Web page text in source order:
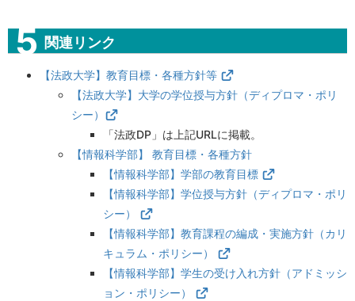
関連リンク
【法政大学】教育目標・各種方針等
【法政大学】大学の学位授与方針（ディプロマ・ポリ
シー）
「法政DP」は上記URLに掲載。
【情報科学部】 教育目標・各種方針
【情報科学部】学部の教育目標
【情報科学部】学位授与方針（ディプロマ・ポリ
シー）
【情報科学部】教育課程の編成・実施方針（カリ
キュラム・ポリシー）
【情報科学部】学生の受け入れ方針（アドミッシ
ョン・ポリシー）